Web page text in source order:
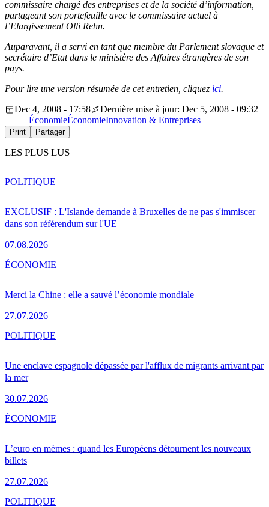
commissaire chargé des entreprises et de la société d’information,
partageant son portefeuille avec le commissaire actuel à
l’Elargissement Olli Rehn.
Auparavant, il a servi en tant que membre du Parlement slovaque et
secrétaire d’Etat dans le ministère des Affaires étrangères de son
pays.
Pour lire une version résumée de cet entretien, cliquez ici.
Dec 4, 2008 - 17:58
Dernière mise à jour: Dec 5, 2008 - 09:32
ÉconomieÉconomieInnovation & Entreprises
Print Partager
LES PLUS LUS
EXCLUSIF : L'Islande demande à Bruxelles de ne pas s'immiscer
dans son référendum sur l'UE
07.08.2026
POLITIQUE
Merci la Chine : elle a sauvé l’économie mondiale
27.07.2026
ÉCONOMIE
Une enclave espagnole dépassée par l'afflux de migrants arrivant par
la mer
30.07.2026
POLITIQUE
L’euro en mèmes : quand les Européens détournent les nouveaux
billets
27.07.2026
ÉCONOMIE
POLITIQUE